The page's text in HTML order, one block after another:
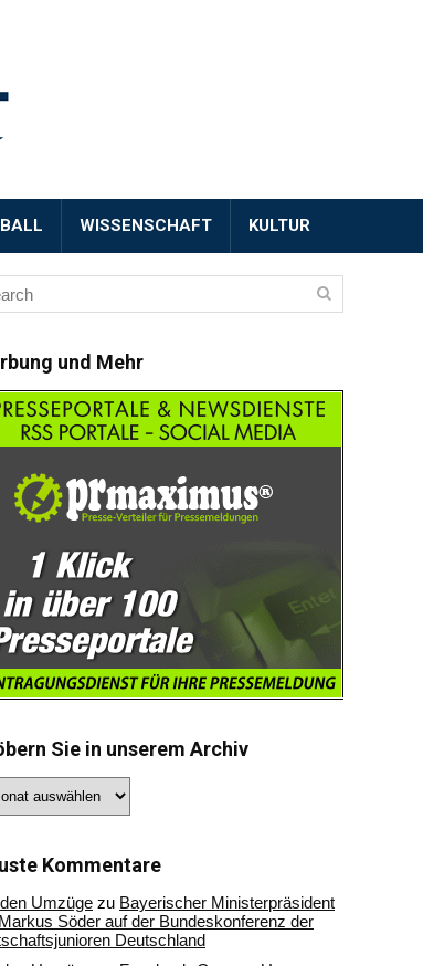
WISSENSCHAFT KULTUR
und Mehr
Sie in unserem Archiv
Kommentare
Umzüge zu Bayerischer Ministerpräsident
Söder auf der Bundeskonferenz der
Deutschland